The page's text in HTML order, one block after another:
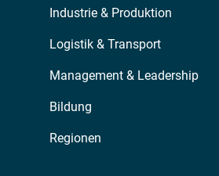
Industrie & Produktion
Logistik & Transport
Management & Leadership
Bildung
Regionen